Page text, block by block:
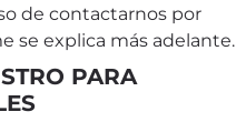
de contactarnos por
se explica más adelante.
PARA